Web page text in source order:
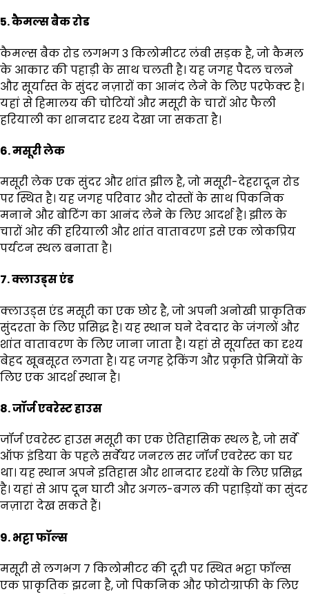
5. कैमल्स बैक रोड
कैमल्स बैक रोड लगभग 3 किलोमीटर लंबी सड़क है, जो कैमल
के आकार की पहाड़ी के साथ चलती है। यह जगह पैदल चलने
और सूर्यास्त के सुंदर नज़ारों का आनंद लेने के लिए परफेक्ट है।
यहां से हिमालय की चोटियों और मसूरी के चारों ओर फैली
हरियाली का शानदार दृश्य देखा जा सकता है।
6. मसूरी लेक
मसूरी लेक एक सुंदर और शांत झील है, जो मसूरी-देहरादून रोड
पर स्थित है। यह जगह परिवार और दोस्तों के साथ पिकनिक
मनाने और बोटिंग का आनंद लेने के लिए आदर्श है। झील के
चारों ओर की हरियाली और शांत वातावरण इसे एक लोकप्रिय
पर्यटन स्थल बनाता है।
7. क्लाउड्स एंड
क्लाउड्स एंड मसूरी का एक छोर है, जो अपनी अनोखी प्राकृतिक
सुंदरता के लिए प्रसिद्ध है। यह स्थान घने देवदार के जंगलों और
शांत वातावरण के लिए जाना जाता है। यहां से सूर्यास्त का दृश्य
बेहद खूबसूरत लगता है। यह जगह ट्रेकिंग और प्रकृति प्रेमियों के
लिए एक आदर्श स्थान है।
8. जॉर्ज एवरेस्ट हाउस
जॉर्ज एवरेस्ट हाउस मसूरी का एक ऐतिहासिक स्थल है, जो सर्वे
ऑफ इंडिया के पहले सर्वेयर जनरल सर जॉर्ज एवरेस्ट का घर
था। यह स्थान अपने इतिहास और शानदार दृश्यों के लिए प्रसिद्ध
है। यहां से आप दून घाटी और अगल-बगल की पहाड़ियों का सुंदर
नज़ारा देख सकते हैं।
9. भट्टा फॉल्स
मसूरी से लगभग 7 किलोमीटर की दूरी पर स्थित भट्टा फॉल्स
एक प्राकृतिक झरना है, जो पिकनिक और फोटोग्राफी के लिए